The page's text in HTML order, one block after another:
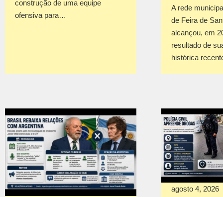
construção de uma equipe
ofensiva para…
A rede
de Feira de
alcançou, em
resultado de
histórica
agosto 4, 2026